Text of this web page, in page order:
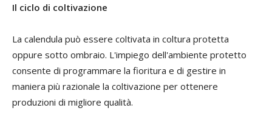
Il ciclo di coltivazione
La calendula può essere coltivata in coltura protetta
oppure sotto ombraio. L'impiego dell'ambiente protetto
consente di programmare la fioritura e di gestire in
maniera più razionale la coltivazione per ottenere
produzioni di migliore qualità.